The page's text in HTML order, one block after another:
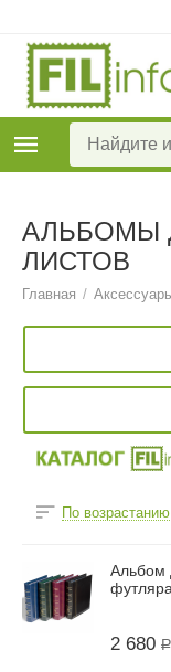
АЛЬБОМЫ
ЛИСТОВ
Главная /
По возрастанию
Альбом
2 680 Р